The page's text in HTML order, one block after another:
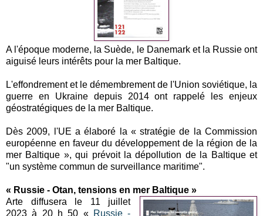
A l'époque moderne, la Suède, le Danemark et la Russie ont
aiguisé leurs intérêts pour la mer Baltique.
L'effondrement et le démembrement de l'Union soviétique, la
guerre en Ukraine depuis 2014 ont rappelé les enjeux
géostratégiques de la mer Baltique.
Dès 2009, l'UE a élaboré la « stratégie de la Commission
européenne en faveur du développement de la région de la
mer Baltique », qui prévoit la dépollution de la Baltique et
"un système commun de surveillance maritime".
« Russie - Otan, tensions en mer Baltique »
Arte diffusera le 11 juillet
2023 à 20 h 50 « Russie -